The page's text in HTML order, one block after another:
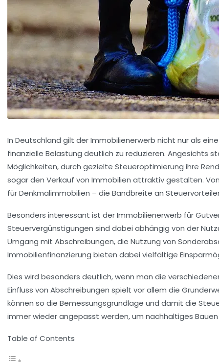
In Deutschland gilt der Immobilienerwerb nicht nur als
finanzielle Belastung deutlich zu reduzieren. Angesichts
Möglichkeiten, durch gezielte Steueroptimierung ihre
sogar den Verkauf von Immobilien attraktiv gestalten.
für Denkmalimmobilien – die Bandbreite an
Besonders interessant ist der Immobilienerwerb für
Steuervergünstigungen sind dabei abhängig von der
Umgang mit Abschreibungen, die Nutzung von
Immobilienfinanzierung bieten dabei vielfältige
Dies wird besonders deutlich, wenn man die
Einfluss von Abschreibungen spielt vor allem die
können so die Bemessungsgrundlage und damit die
immer wieder angepasst werden, um nachhaltiges
Table of Contents